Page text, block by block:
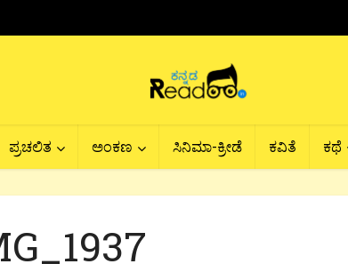
ಪ್ರಚಲಿತ ಅಂಕಣ ಸಿನಿಮಾ-ಕ್ರೀಡೆ ಕವಿತೆ ಕಥೆ